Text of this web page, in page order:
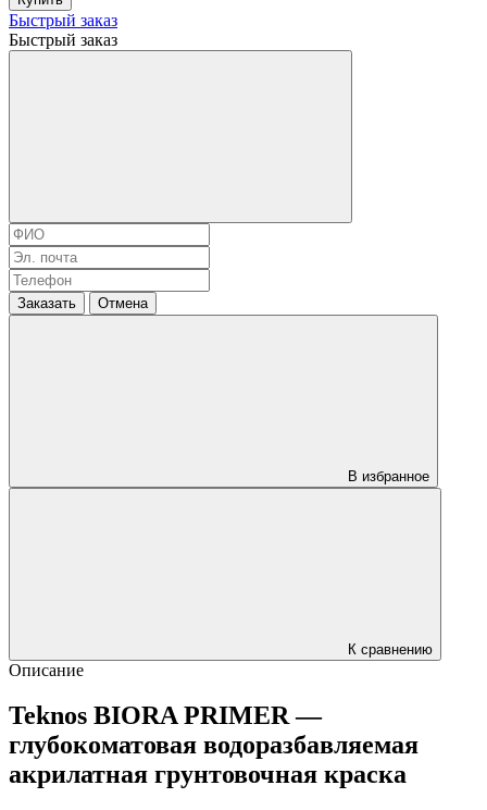
Быстрый заказ
Быстрый заказ
Заказать Отмена
В избранное
К сравнению
Описание
Teknos BIORA PRIMER —
глубокоматовая водоразбавляемая
акрилатная грунтовочная краска